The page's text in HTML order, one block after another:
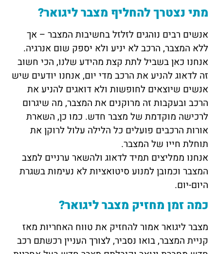
מתי נצטרך להחליף מצבר ליגואר?
אנשים רבים נוהגים לזלזל בחשיבות המצבר – אך
ללא המצבר, הרכב לא יניע ולא יספק שום אנרגיה.
אנחנו כאן בשביל לתת קצת מהידע שלנו, הכי חשוב
זה לדאוג להניע את הרכב מדי יום, אנחנו יודעים שיש
אנשים שיוצאים לחופשות ולא דואגים להניע את
הרכב ובעקבות זה מרוקנים את המצבר, מה שיגרום
לרכישה מוקדמת של מצבר חדש. כמו כן, השארת
אורות הרכבים פועלים כל הלילה עלול לרוקן את
תוחלת חייו של המצבר.
אנחנו ממליצים תמיד לדאוג ולהשאר ערניים למצב
המצבר וכמובן למנוע סיטואציות לא נעימות בשגרת
היום-יום.
כמה זמן מחזיק מצבר ליגואר?
מצבר ליגואר אמור להחזיק את טווח האחריות מאז
קניית המצבר, בואו נסביר, לצורך העניין רכשתם רכב